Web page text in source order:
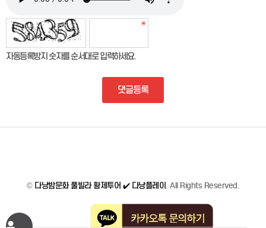
자동등록방지 숫자를 순서대로 입력하세요.
댓글등록
© 다낭밤문화 풀빌라 황제투어 ✔️ 다낭플레이 . All Rights Reserved.